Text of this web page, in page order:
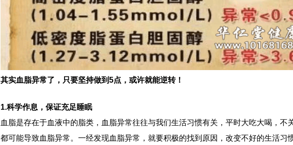
其实血脂异常了，只要坚持做到5点，或许就能逆转！
1.科学作息，保证充足睡眠
血脂是存在于血液中的脂类，血脂异常往往与我们生活习惯有关，平时大吃大喝，不
都可能导致血脂异常。一经发现血脂异常，就要积极的找到原因，改变不好的生活习